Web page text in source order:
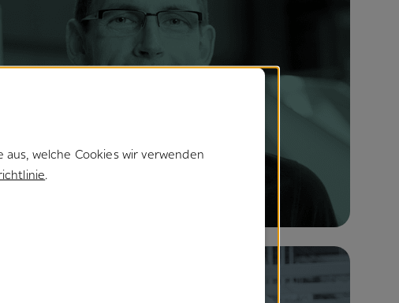
Anlagenführer Werk
Holzgerlingen
welche Cookies wir verwenden
.